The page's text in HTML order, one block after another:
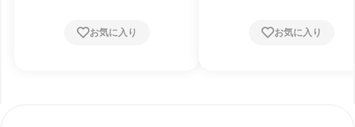
お気に入り お気に入り